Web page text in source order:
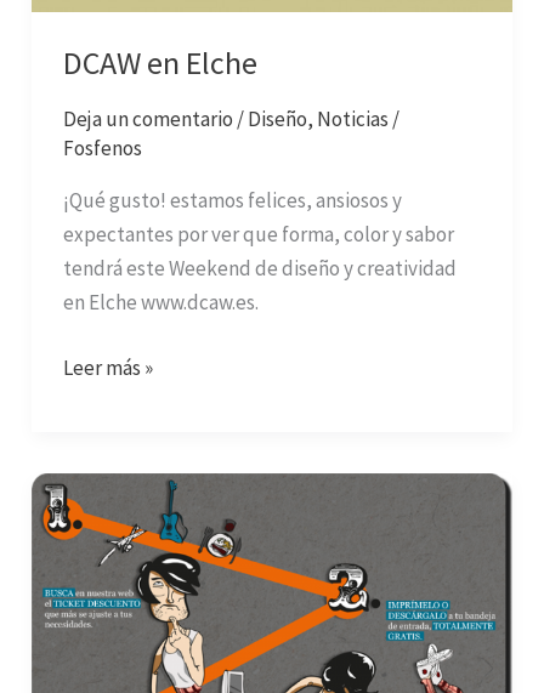
DCAW en Elche
Deja un comentario /Diseño, Noticias /
Fosfenos
¡Qué gusto! estamos felices, ansiosos y
expectantes por ver que forma, color y sabor
tendrá este Weekend de diseño y creatividad
en Elche www.dcaw.es.
Leer más »
Cómo
los
Gorillaz
¡uh!
¡uh!